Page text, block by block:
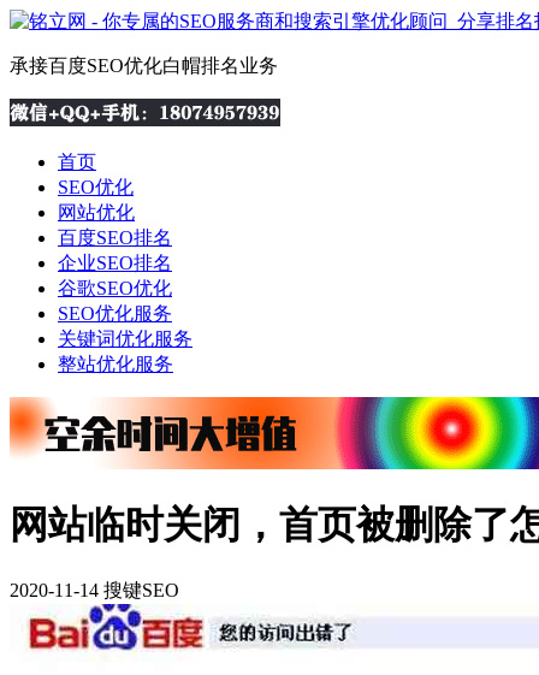
承接百度SEO优化白帽排名业务
首页
SEO优化
网站优化
百度SEO排名
企业SEO排名
谷歌SEO优化
SEO优化服务
关键词优化服务
整站优化服务
网站临时关闭，首页被删除了
2020-11-14 搜键SEO